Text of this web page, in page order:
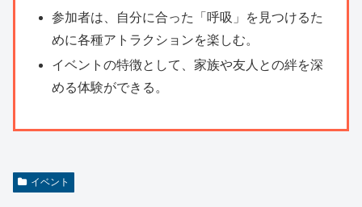
参加者は、自分に合った「呼吸」を見つけるた
めに各種アトラクションを楽しむ。
イベントの特徴として、家族や友人との絆を深
める体験ができる。
イベント